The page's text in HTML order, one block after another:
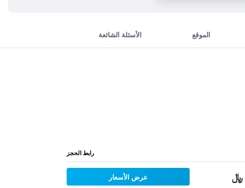
الموقع الأسئلة الشائعة
رابط الحجز
عرض الأسعار